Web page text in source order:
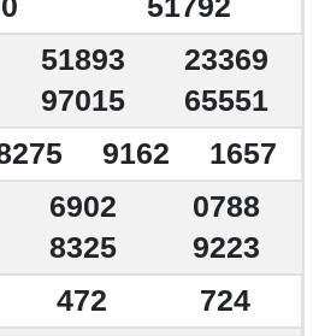
51893
23369
97015 65551
9162 1657
6902
0788
8325 9223
472 724